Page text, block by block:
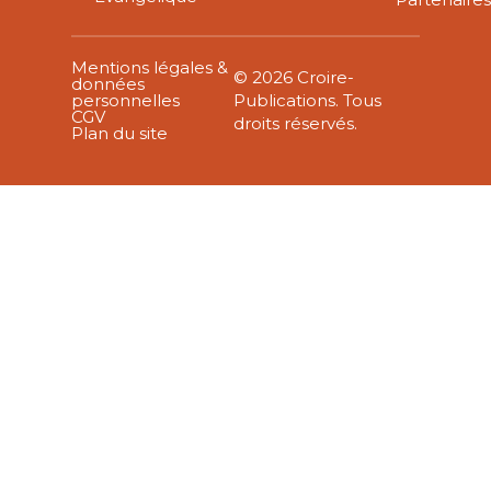
Mentions légales &
données
personnelles
CGV
Plan du site
© 2026 Croire-
Publications. Tous
droits réservés.